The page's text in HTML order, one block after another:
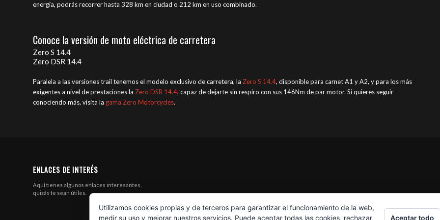
energía, podrás recorrer hasta 328 km en ciudad o 212 km en uso combinado.
Conoce la versión de moto eléctrica de carretera
Zero S 14.4
Zero DSR 14.4
Paralela a las versiones trail tenemos el modelo exclusivo de carretera, la Zero S 14.4, disponible para carnet A1 y A2, y para los más
exigentes a nivel de prestaciones la Zero DSR 14.4, capaz de dejarte sin respiro con sus 146Nm de par motor. Si quieres seguir
conociendo más, visita la gama Zero Motorcycles.
ENLACES DE INTERÉS
Aquí tienes algunos enlaces interesantes,
quizás te sean útiles.
Utilizamos cookies propias y de terceros para garantizar el funcionamiento de la web,
medir su uso y mejorar nuestros servicios. Puede aceptar todas las cookies, rechazar
Aceptar todo